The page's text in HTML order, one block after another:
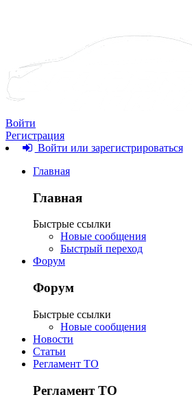
Войти
Регистрация
Войти или зарегистрироваться
Главная
Главная
Быстрые ссылки
Новые сообщения
Быстрый переход
Форум
Форум
Быстрые ссылки
Новые сообщения
Новости
Статьи
Регламент ТО
Регламент ТО